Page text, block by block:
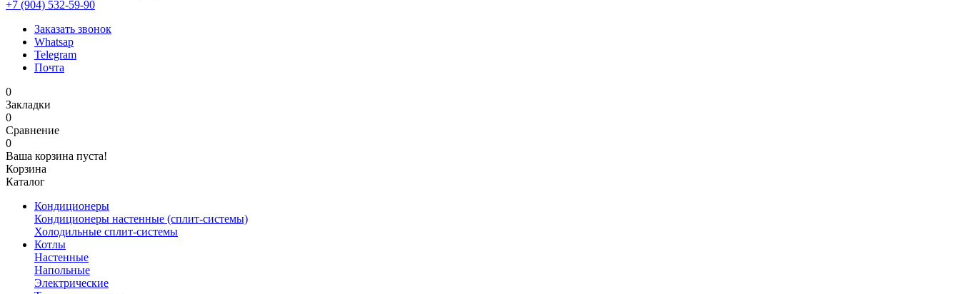
+7 (904) 532-59-90
Заказать звонок
Whatsap
Telegram
Почта
0
Закладки
0
Сравнение
0
Ваша корзина пуста!
Корзина
Каталог
Кондиционеры
Кондиционеры настенные (сплит-системы)
Холодильные сплит-системы
Котлы
Настенные
Напольные
Электрические